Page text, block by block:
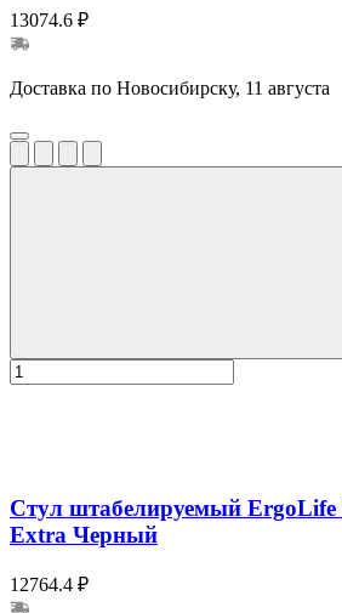
13074.6 ₽
Доставка по Новосибирску, 11 августа
Стул штабелируемый
Extra Черный
12764.4 ₽